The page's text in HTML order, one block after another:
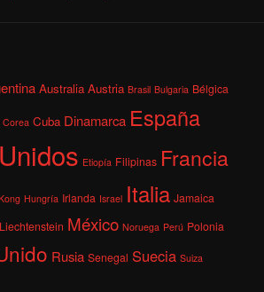
Australia Austria Brasil Bulgaria Bélgica
Corea Cuba Dinamarca España
Etiopía Filipinas Francia
Hungría Irlanda Israel Italia Jamaica
Liechtenstein México Noruega Perú Polonia
Rusia Senegal Suecia Suiza